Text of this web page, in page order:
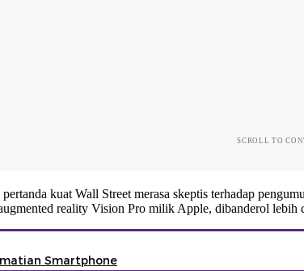
SCROLL TO
kuat Wall Street merasa skeptis terhadap
reality Vision Pro milik Apple, dibanderol
Smartphone